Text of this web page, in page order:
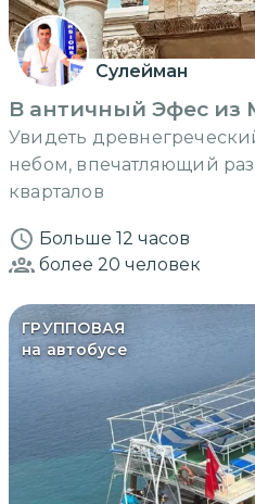
Сулейман
В античный Эфес из
Увидеть
небом, впечатляющий
кварталов
Больше 12 часов
более 20 человек
ГРУППОВАЯ
на автобусе